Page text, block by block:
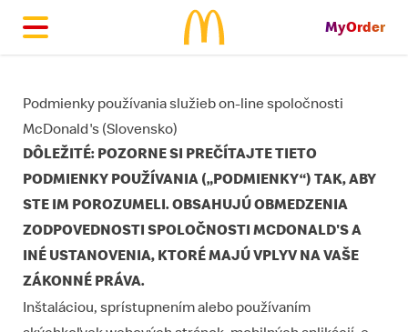
MyOrder
Podmienky používania služieb on-line spoločnosti
McDonald's (Slovensko)
DÔLEŽITÉ: POZORNE SI PREČÍTAJTE TIETO
PODMIENKY POUŽÍVANIA („PODMIENKY“) TAK, ABY
STE IM POROZUMELI. OBSAHUJÚ OBMEDZENIA
ZODPOVEDNOSTI SPOLOČNOSTI MCDONALD'S A
INÉ USTANOVENIA, KTORÉ MAJÚ VPLYV NA VAŠE
ZÁKONNÉ PRÁVA.
Inštaláciou, sprístupnením alebo používaním